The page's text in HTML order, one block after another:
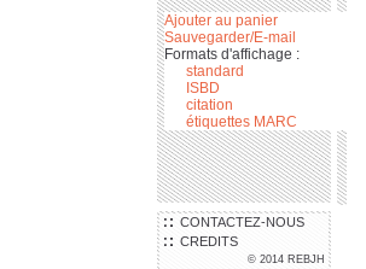
CONTACTEZ-NOUS
CREDITS
© 2014 REBJH
Ajouter au panier
Sauvegarder/E-mail
Formats d'affichage :
standard
ISBD
citation
étiquettes MARC